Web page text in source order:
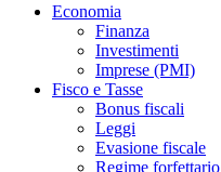
Economia
Finanza
Investimenti
Imprese (PMI)
Fisco e Tasse
Bonus fiscali
Leggi
Evasione fiscale
Regime forfettario